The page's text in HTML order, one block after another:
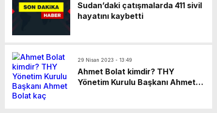
Sudan’daki çatışmalarda 411 sivil
hayatını kaybetti
29 Nisan 2023 - 13:49
Ahmet Bolat kimdir? THY
Yönetim Kurulu Başkanı Ahmet